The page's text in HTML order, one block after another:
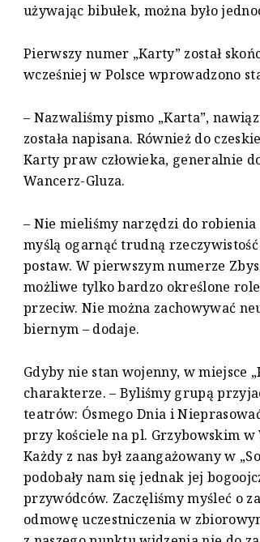
używając bibułek, można było
Pierwszy numer „Karty” został
wcześniej w Polsce wprowadzono
– Nazwaliśmy pismo „Karta”,
została napisana. Również do
Karty praw człowieka, generalnie
Wancerz-Gluza.
– Nie mieliśmy narzędzi do
myślą ogarnąć trudną
postaw. W pierwszym numerze
możliwe tylko bardzo określone
przeciw. Nie można zachowywać
biernym – dodaje.
Gdyby nie stan wojenny, w miejsce
charakterze. – Byliśmy grupą
teatrów: Ósmego Dnia i
przy kościele na pl. Grzybowskim w
Każdy z nas był zaangażowany w
podobały nam się jednak jej
przywódców. Zaczęliśmy myśleć o
odmowę uczestniczenia w